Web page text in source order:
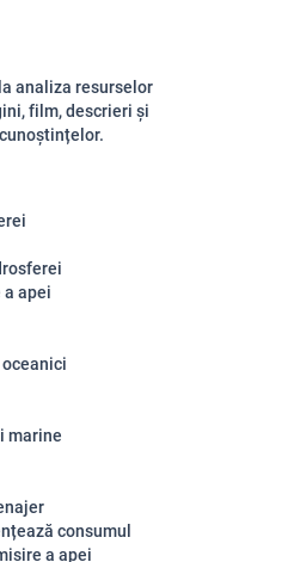
analiza resurselor
film, descrieri și
a apei
marine
consumul
a apei